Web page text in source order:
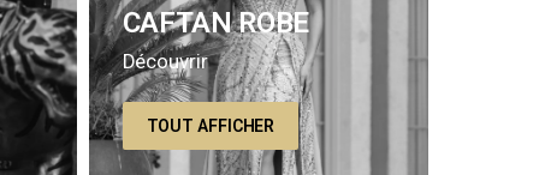
CAFTAN ROBE
Découvrir
TOUT AFFICHER